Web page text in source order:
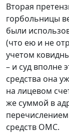
Вторая
горбольницы
были
(что ею и не
учетом
– и суд вполне
средства она
на лицевом
же суммой в
средств ОМС.